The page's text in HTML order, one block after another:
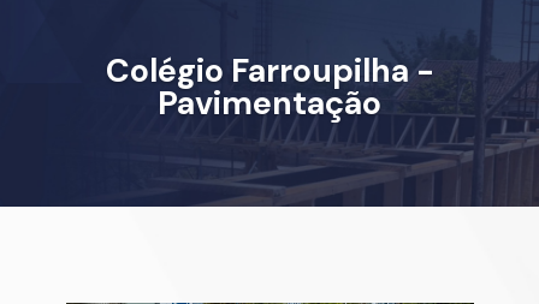
Colégio Farroupilha -
Pavimentação